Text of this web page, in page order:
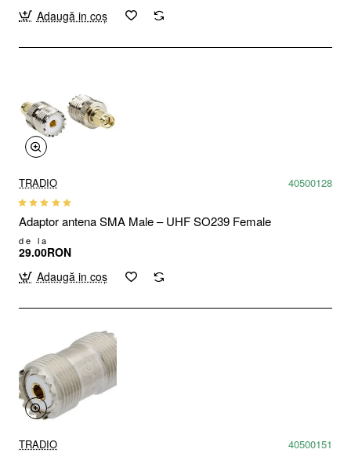
Adaugă in coş
TRADIO 40500128
Adaptor antena SMA Male – UHF SO239 Female
de la
29.00RON
Adaugă in coş
TRADIO 40500151